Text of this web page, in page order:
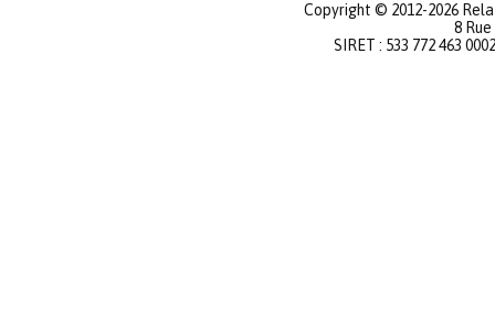
Copyright © 2012-2026
8
SIRET : 533 772 463